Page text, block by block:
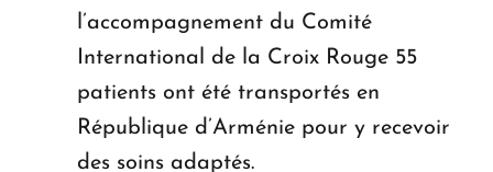
l’accompagnement du Comité
International de la Croix Rouge 55
patients ont été transportés en
République d’Arménie pour y recevoir
des soins adaptés.